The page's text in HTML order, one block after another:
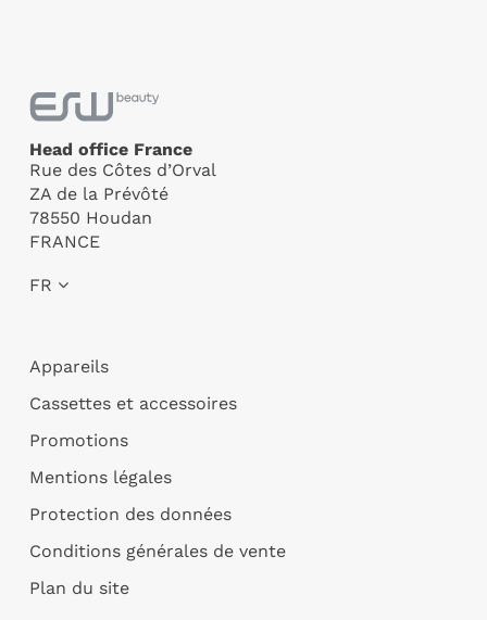
Head office France
Rue des Côtes d’Orval
ZA de la Prévôté
78550 Houdan
FRANCE
FR
Appareils
Cassettes et accessoires
Promotions
Mentions légales
Protection des données
Conditions générales de vente
Plan du site